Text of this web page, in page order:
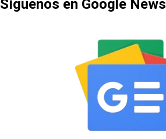
Síguenos en Google News